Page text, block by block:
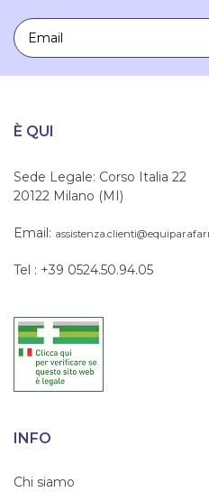
Email
È QUI
Sede Legale: Corso Italia 22
20122 Milano (MI)
Email:
Tel : +39 0524.50.94.05
INFO
Chi siamo